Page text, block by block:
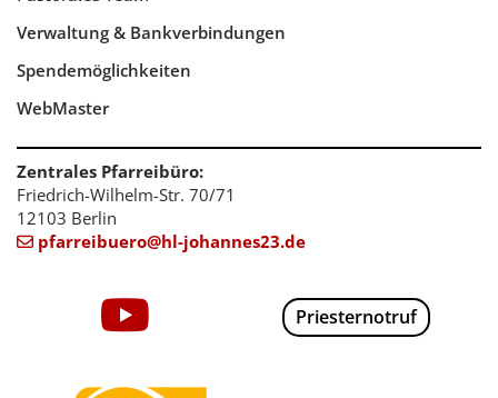
Verwaltung & Bankverbindungen
Spendemöglichkeiten
WebMaster
Zentrales Pfarreibüro:
Friedrich-Wilhelm-Str. 70/71
12103 Berlin
 pfarreibuero@hl-johannes23.de
Priesternotruf